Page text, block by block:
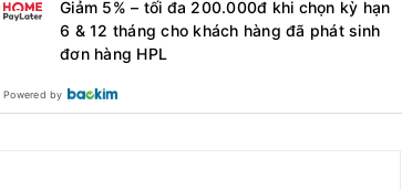
Giảm 5% – tối đa 200.000đ khi chọn kỳ hạn
6 & 12 tháng cho khách hàng đã phát sinh
đơn hàng HPL
Powered by